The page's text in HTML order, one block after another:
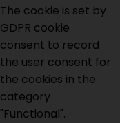
The cookie is set by
GDPR cookie
consent to record
the user consent for
the cookies in the
category
"Functional".